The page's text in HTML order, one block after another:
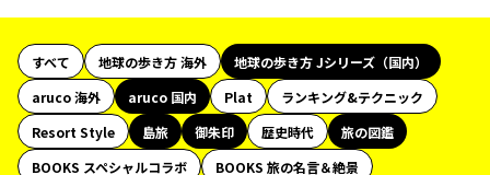
すべて 地球の歩き方 海外
地球の歩き方 Jシリーズ（国内）
aruco 海外
aruco 国内 Plat
ランキング&テクニック
Resort Style
島旅 御朱印 歴史時代
旅の図鑑
BOOKS スペシャルコラボ
BOOKS 旅の名言＆絶景